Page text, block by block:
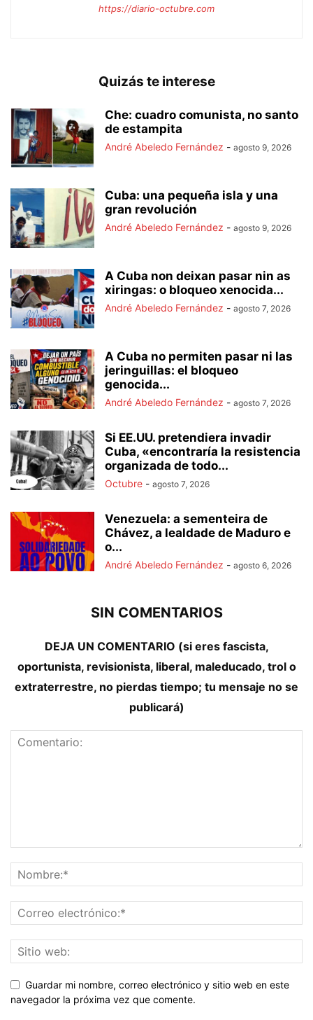
https://diario-octubre.com
Quizás te interese
Che: cuadro comunista, no santo
de estampita
André Abeledo Fernández - agosto 9, 2026
Cuba: una pequeña isla y una
gran revolución
André Abeledo Fernández - agosto 9, 2026
A Cuba non deixan pasar nin as
xiringas: o bloqueo xenocida...
André Abeledo Fernández - agosto 7, 2026
A Cuba no permiten pasar ni las
jeringuillas: el bloqueo
genocida...
André Abeledo Fernández - agosto 7, 2026
Si EE.UU. pretendiera invadir
Cuba, «encontraría la resistencia
organizada de todo...
Octubre - agosto 7, 2026
Venezuela: a sementeira de
Chávez, a lealdade de Maduro e
o...
André Abeledo Fernández - agosto 6, 2026
SIN COMENTARIOS
DEJA UN COMENTARIO (si eres fascista,
oportunista, revisionista, liberal, maleducado, trol o
extraterrestre, no pierdas tiempo; tu mensaje no se
publicará)
Guardar mi nombre, correo electrónico y sitio web en este
navegador la próxima vez que comente.